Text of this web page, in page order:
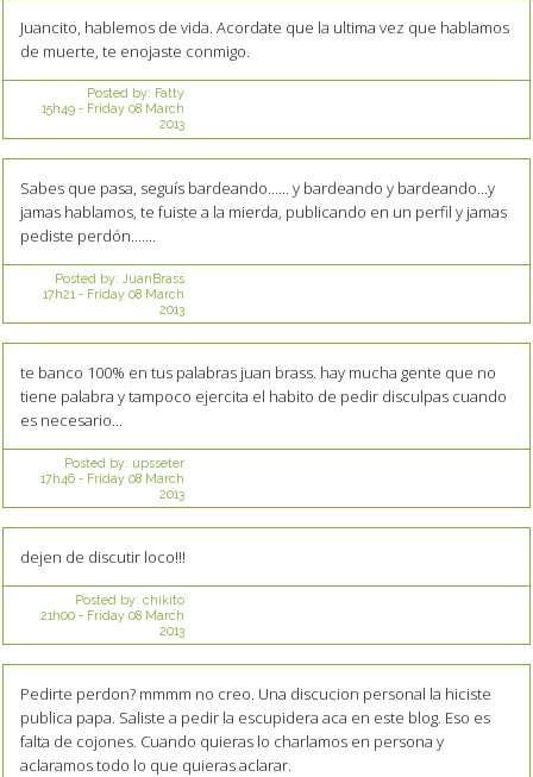
Juancito, hablemos de vida. Acordate que la ultima vez que hablamos
de muerte, te enojaste conmigo.
Posted by: Fatty
15h49- Friday 08 March
2013
Sabes que pasa, seguís bardeando...... y bardeando y bardeando...y
jamas hablamos, te fuiste a la mierda, publicando en un perfil y jamas
pediste perdón.......
Posted by: JuanBrass
17h21 - Friday 08 March
2013
te banco 100% en tus palabras juan brass. hay mucha gente que no
tiene palabra y tampoco ejercita el habito de pedir disculpas cuando
es necesario...
Posted by: upsseter
17h46- Friday 08 March
2013
dejen de discutir loco!!!
Posted by: chikito
21h00- Friday 08 March
2013
Pedirte perdon? mmmm no creo. Una discucion personal la hiciste
publica papa. Saliste a pedir la escupidera aca en este blog. Eso es
falta de cojones. Cuando quieras lo charlamos en persona y
aclaramos todo lo que quieras aclarar.